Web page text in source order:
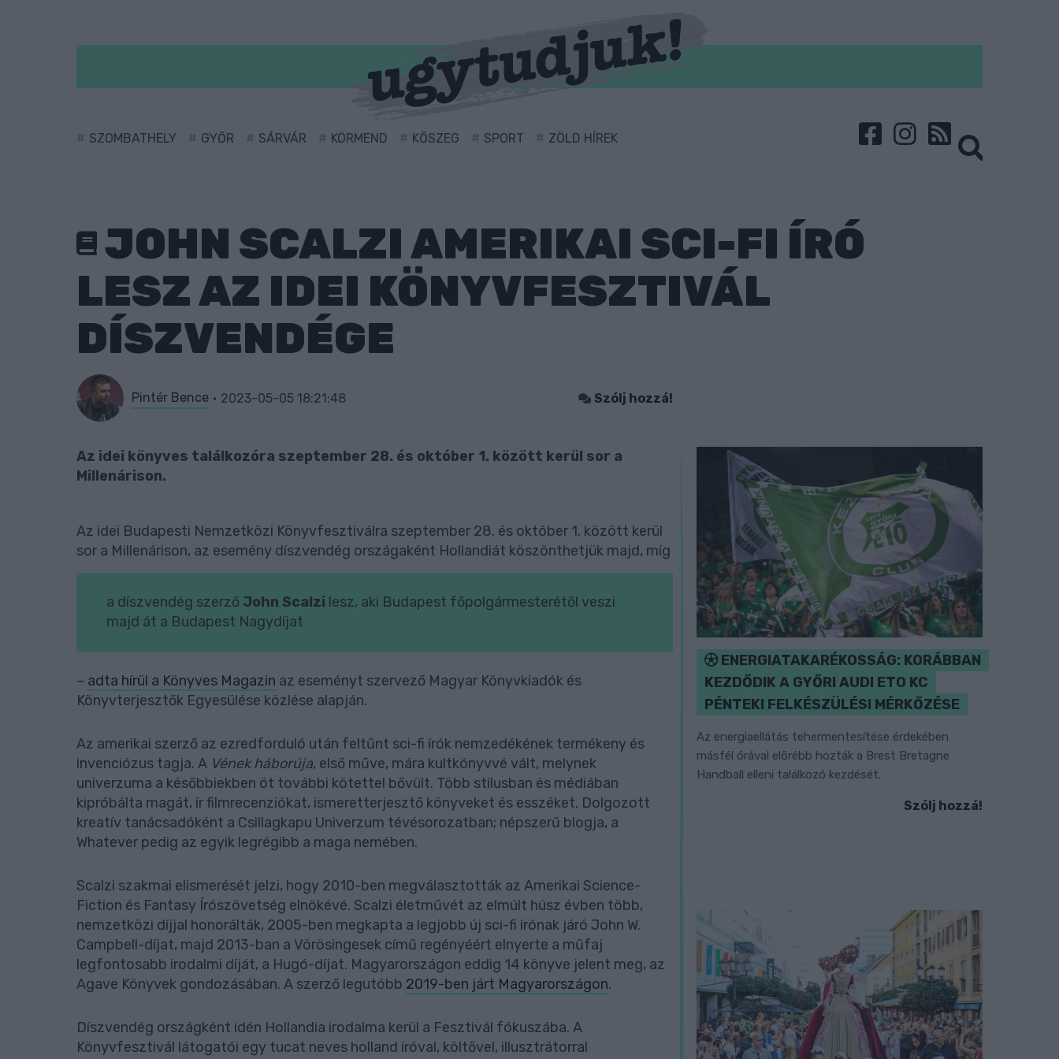
SZOMBATHELY GYŐR SÁRVÁR KÖRMEND KŐSZEG SPORT ZÖLD HÍREK
JOHN SCALZI AMERIKAI SCI-FI ÍRÓ
LESZ AZ IDEI KÖNYVFESZTIVÁL
DÍSZVENDÉGE
Pintér Bence 2023-05-05 18:21:48 Szólj hozzá!
Az idei könyves találkozóra szeptember 28. és október 1. között kerül sor a
Millenárison.
Az idei Budapesti Nemzetközi Könyvfesztiválra szeptember 28. és október 1. között kerül
sor a Millenárison, az esemény díszvendég országaként Hollandiát köszönthetjük majd, míg
a díszvendég szerző John Scalzi lesz, aki Budapest főpolgármesterétől veszi
majd át a Budapest Nagydíjat
– adta hírül a Könyves Magazin az eseményt szervező Magyar Könyvkiadók és
Könyvterjesztők Egyesülése közlése alapján.
Az amerikai szerző az ezredforduló után feltűnt sci-fi írók nemzedékének termékeny és
invenciózus tagja. A Vének háborúja, első műve, mára kultkönyvvé vált, melynek
univerzuma a későbbiekben öt további kötettel bővült. Több stílusban és médiában
kipróbálta magát, ír filmrecenziókat, ismeretterjesztő könyveket és esszéket. Dolgozott
kreatív tanácsadóként a Csillagkapu Univerzum tévésorozatban; népszerű blogja, a
Whatever pedig az egyik legrégibb a maga nemében.
Scalzi szakmai elismerését jelzi, hogy 2010-ben megválasztották az Amerikai Science-
Fiction és Fantasy Írószövetség elnökévé. Scalzi életművét az elmúlt húsz évben több,
nemzetközi díjjal honorálták, 2005-ben megkapta a legjobb új sci-fi írónak járó John W.
Campbell-díjat, majd 2013-ban a Vörösingesek című regényéért elnyerte a műfaj
legfontosabb irodalmi díját, a Hugó-díjat. Magyarországon eddig 14 könyve jelent meg, az
Agave Könyvek gondozásában. A szerző legutóbb 2019-ben járt Magyarországon.
Díszvendég országként idén Hollandia irodalma kerül a Fesztivál fókuszába. A
Könyvfesztivál látogatói egy tucat neves holland íróval, költővel, illusztrátorral
ENERGIATAKARÉKOSSÁG: KORÁBBAN
KEZDŐDIK A GYŐRI AUDI ETO KC
PÉNTEKI FELKÉSZÜLÉSI MÉRKŐZÉSE
Az energiaellátás tehermentesítése érdekében
másfél órával előrébb hozták a Brest Bretagne
Handball elleni találkozó kezdését.
Szólj hozzá!